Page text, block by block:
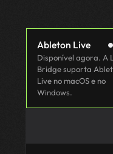
Ableton Live
Disponível agora. A
Bridge suporta
Live no macOS e no
Windows.